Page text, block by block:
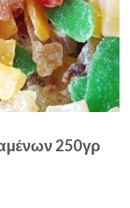
250γρ